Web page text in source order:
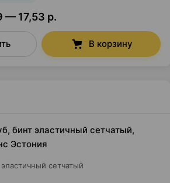
— 17,53 р.
В корзину
бинт эластичный сетчатый,
Эстония
сетчатый